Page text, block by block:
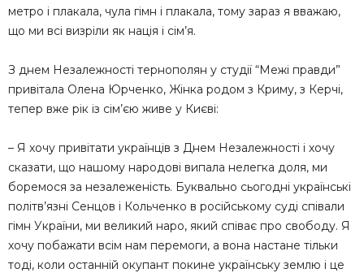
метро і плакала, чула гімн і плакала, тому зараз я вважаю,
що ми всі визріли як нація і сім’я.
З днем Незалежності тернополян у студії “Межі правди”
привітала Олена Юрченко, Жінка родом з Криму, з Керчі,
тепер вже рік із сім’єю живе у Києві:
– Я хочу привітати українців з Днем Незалежності і хочу
сказати, що нашому народові випала нелегка доля, ми
боремося за незалеженість. Буквально сьогодні українські
політв’язні Сенцов і Кольченко в російському суді співали
гімн України, ми великий наро, який співає про свободу. Я
хочу побажати всім нам перемоги, а вона настане тільки
тоді, коли останній окупант покине українську землю і це